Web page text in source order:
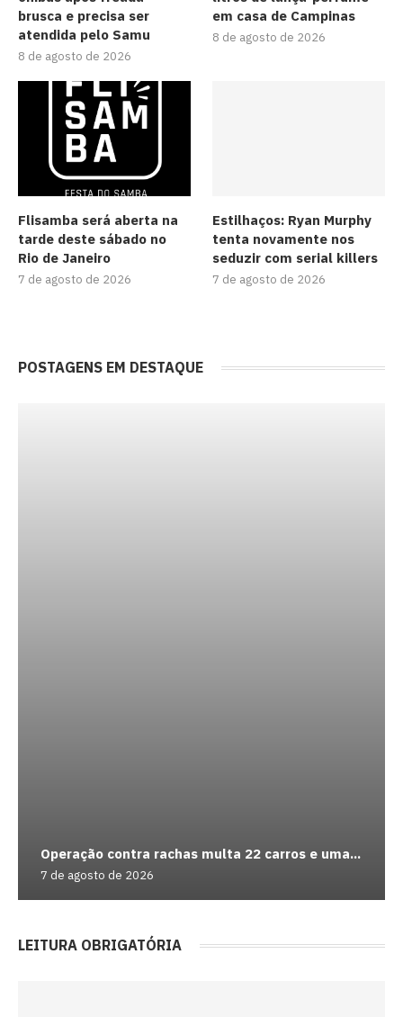
brusca e precisa ser
atendida pelo Samu
8 de agosto de 2026
em casa de Campinas
8 de agosto de 2026
Flisamba será aberta na
tarde deste sábado no
Rio de Janeiro
7 de agosto de 2026
Estilhaços: Ryan Murphy
tenta novamente nos
seduzir com serial killers
7 de agosto de 2026
POSTAGENS EM DESTAQUE
Operação contra rachas multa 22 carros e uma...
7 de agosto de 2026
LEITURA OBRIGATÓRIA